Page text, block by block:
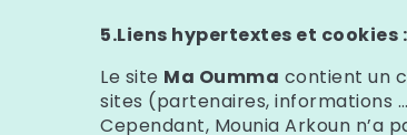
5.Liens hypertextes et cookies :
Le site Ma Oumma contient un
sites (partenaires, informations
Cependant, Mounia Arkoun n’a